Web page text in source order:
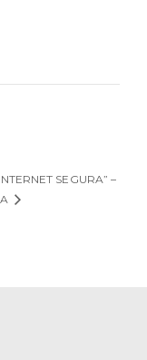
SEGURA” –